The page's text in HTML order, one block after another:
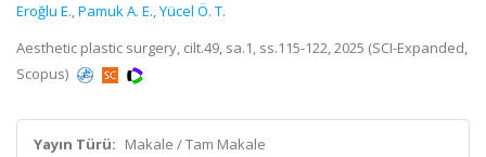
Eroğlu E.,Pamuk A. E.,Yücel Ö. T.
Aesthetic plastic surgery, cilt.49, sa.1, ss.115-122, 2025 (SCI-Expanded,
Scopus)
Yayın Türü: Makale / Tam Makale